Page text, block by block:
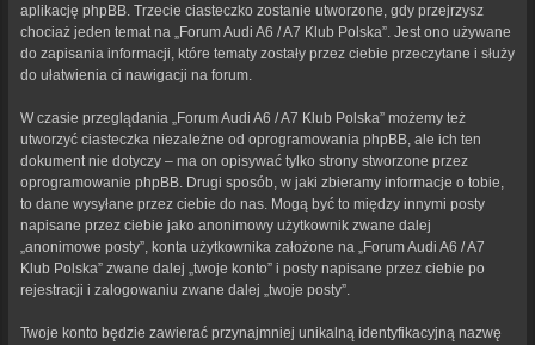
aplikację phpBB. Trzecie ciasteczko zostanie utworzone, gdy przejrzysz
chociaż jeden temat na „Forum Audi A6 / A7 Klub Polska”. Jest ono używane
do zapisania informacji, które tematy zostały przez ciebie przeczytane i służy
do ułatwienia ci nawigacji na forum.
W czasie przeglądania „Forum Audi A6 / A7 Klub Polska” możemy też
utworzyć ciasteczka niezależne od oprogramowania phpBB, ale ich ten
dokument nie dotyczy – ma on opisywać tylko strony stworzone przez
oprogramowanie phpBB. Drugi sposób, w jaki zbieramy informacje o tobie,
to dane wysyłane przez ciebie do nas. Mogą być to między innymi posty
napisane przez ciebie jako anonimowy użytkownik zwane dalej
„anonimowe posty”, konta użytkownika założone na „Forum Audi A6 / A7
Klub Polska” zwane dalej „twoje konto” i posty napisane przez ciebie po
rejestracji i zalogowaniu zwane dalej „twoje posty”.
Twoje konto będzie zawierać przynajmniej unikalną identyfikacyjną nazwę